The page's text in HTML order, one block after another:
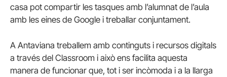
casa pot compartir les tasques amb l’alumnat de l’aula
amb les eines de Google i treballar conjuntament.
A Antaviana treballem amb continguts i recursos digitals
a través del Classroom i això ens facilita aquesta
manera de funcionar que, tot i ser incòmoda i a la llarga